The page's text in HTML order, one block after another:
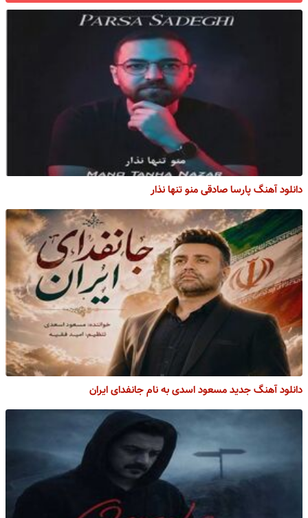
دانلود آهنگ پارسا صادقی منو تنها نذار
دانلود آهنگ جدید مسعود اسدی به نام جانفدای ایران